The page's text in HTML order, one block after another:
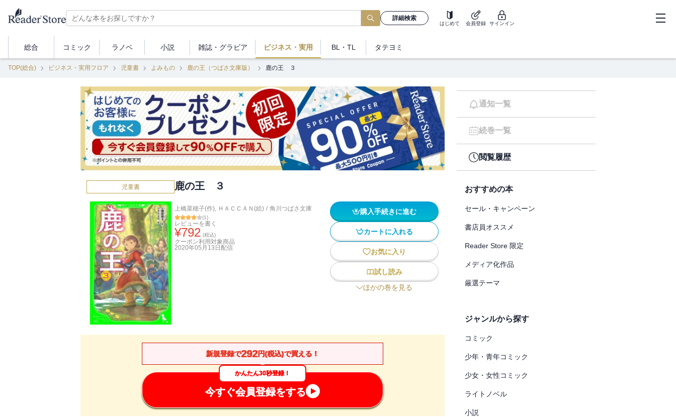
詳細検索
はじめて 会員登録 サインイン
総合 コミック ラノベ 小説 雑誌・ グラビア ビジネス ・実用 BL・TL タテヨミ
TOP(総合) ビジネス・実用フロア 児童書 よみもの 鹿の王（つばさ文庫版） 鹿の王 ３
児童書 鹿の王 ３
上橋菜穂子(作), ＨＡＣＣＡＮ(絵) / 角川つばさ文庫
(1)
レビューを書く
¥792 (税込)
クーポン利用対象商品
2020年05月13日 配信
購入手続きに進む
カートに入れる
お気に入り
試し読み
ほかの巻を見る
新規登録で292円(税込)で買える！
かんたん30秒登録！
今すぐ会員登録をする
通知一覧
続巻一覧
閲覧履歴
おすすめの本
セール・キャンペーン
書店員オススメ
Reader Store 限定
メディア化作品
厳選テーマ
ジャンルから探す
コミック
少年・青年コミック
少女・女性コミック
ライトノベル
小説